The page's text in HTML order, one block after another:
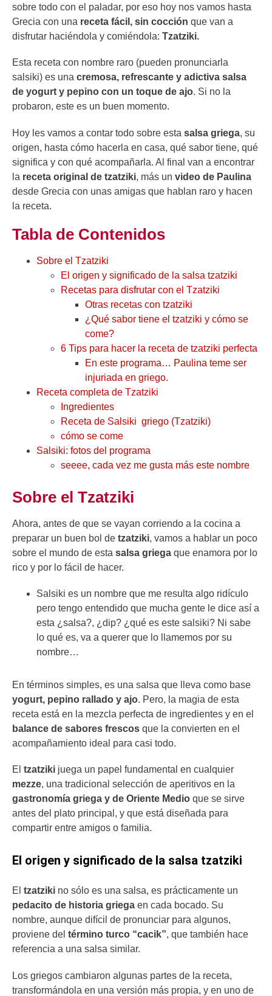
sobre todo con el paladar, por eso hoy nos vamos hasta
Grecia con una receta fácil, sin cocción que van a
disfrutar haciéndola y comiéndola: Tzatziki.
Esta receta con nombre raro (pueden pronunciarla
salsiki) es una cremosa, refrescante y adictiva salsa
de yogurt y pepino con un toque de ajo. Si no la
probaron, este es un buen momento.
Hoy les vamos a contar todo sobre esta salsa griega, su
origen, hasta cómo hacerla en casa, qué sabor tiene, qué
significa y con qué acompañarla. Al final van a encontrar
la receta original de tzatziki, más un video de Paulina
desde Grecia con unas amigas que hablan raro y hacen
la receta.
Tabla de Contenidos
Sobre el Tzatziki
El origen y significado de la salsa tzatziki
Recetas para disfrutar con el Tzatziki
Otras recetas con tzatziki
¿Qué sabor tiene el tzatziki y cómo se
come?
6 Tips para hacer la receta de tzatziki perfecta
En este programa… Paulina teme ser
injuriada en griego.
Receta completa de Tzatziki
Ingredientes
Receta de Salsiki griego (Tzatziki)
cómo se come
Salsiki: fotos del programa
seeee, cada vez me gusta más este nombre
Sobre el Tzatziki
Ahora, antes de que se vayan corriendo a la cocina a
preparar un buen bol de tzatziki, vamos a hablar un poco
sobre el mundo de esta salsa griega que enamora por lo
rico y por lo fácil de hacer.
Salsiki es un nombre que me resulta algo ridículo
pero tengo entendido que mucha gente le dice así a
esta ¿salsa?, ¿dip? ¿qué es este salsiki? Ni sabe
lo qué es, va a querer que lo llamemos por su
nombre…
En términos simples, es una salsa que lleva como base
yogurt, pepino rallado y ajo. Pero, la magia de esta
receta está en la mezcla perfecta de ingredientes y en el
balance de sabores frescos que la convierten en el
acompañamiento ideal para casi todo.
El tzatziki juega un papel fundamental en cualquier
mezze, una tradicional selección de aperitivos en la
gastronomía griega y de Oriente Medio que se sirve
antes del plato principal, y que está diseñada para
compartir entre amigos o familia.
El origen y significado de la salsa tzatziki
El tzatziki no sólo es una salsa, es prácticamente un
pedacito de historia griega en cada bocado. Su
nombre, aunque difícil de pronunciar para algunos,
proviene del término turco “cacik”, que también hace
referencia a una salsa similar.
Los griegos cambiaron algunas partes de la receta,
transformándola en una versión más propia, y en uno de